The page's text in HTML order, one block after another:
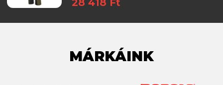
MÁRKÁINK